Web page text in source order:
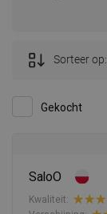
Gekocht
Sorteer op:
SaloO
Kwaliteit: